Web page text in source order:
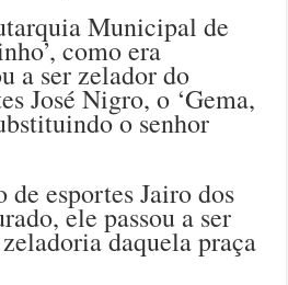
Municipal de
como era
a ser zelador do
José Nigro, o ‘Gema,
o senhor
de esportes Jairo dos
ele passou a ser
daquela praça